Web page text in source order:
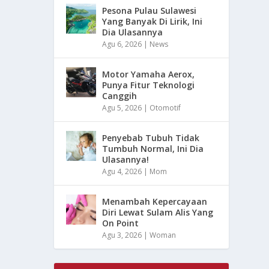
Pesona Pulau Sulawesi
Yang Banyak Di Lirik, Ini
Dia Ulasannya
Agu 6, 2026 | News
Motor Yamaha Aerox,
Punya Fitur Teknologi
Canggih
Agu 5, 2026 | Otomotif
Penyebab Tubuh Tidak
Tumbuh Normal, Ini Dia
Ulasannya!
Agu 4, 2026 | Mom
Menambah Kepercayaan
Diri Lewat Sulam Alis Yang
On Point
Agu 3, 2026 |Woman